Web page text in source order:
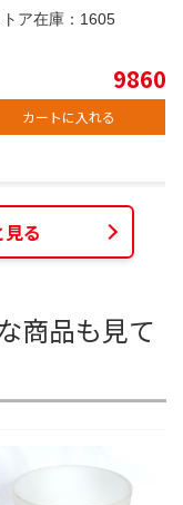
ア在庫： 1605
9860
カートに入れる
る
商品も見て